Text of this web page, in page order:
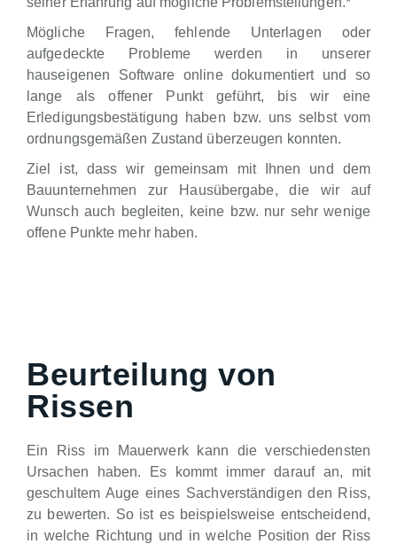
Mögliche Fragen, fehlende Unterlagen oder
aufgedeckte Probleme werden in unserer
hauseigenen Software online dokumentiert und so
lange als offener Punkt geführt, bis wir eine
Erledigungsbestätigung haben bzw. uns selbst vom
ordnungsgemäßen Zustand überzeugen konnten.
Ziel ist, dass wir gemeinsam mit Ihnen und dem
Bauunternehmen zur Hausübergabe, die wir auf
Wunsch auch begleiten, keine bzw. nur sehr wenige
offene Punkte mehr haben.
Beurteilung von
Rissen
Ein Riss im Mauerwerk kann die verschiedensten
Ursachen haben. Es kommt immer darauf an, mit
geschultem Auge eines Sachverständigen den Riss,
zu bewerten. So ist es beispielsweise entscheidend,
in welche Richtung und in welche Position der Riss